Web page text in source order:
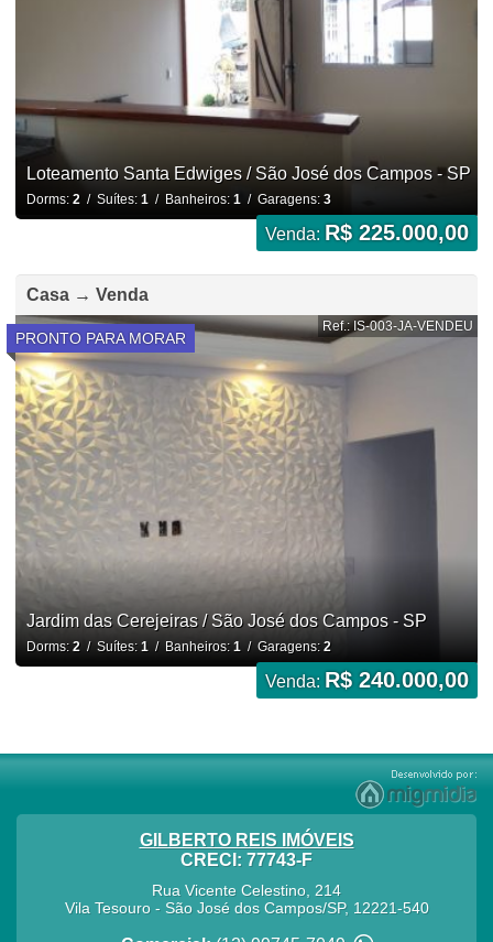
Loteamento Santa Edwiges / São José dos Campos - SP
Dorms: 2/ Suítes: 1 / Banheiros: 1 / Garagens: 3
Venda: R$ 225.000,00
Casa → Venda
PRONTO PARA MORAR
Ref.: IS-003-JA-VENDEU
Jardim das Cerejeiras / São José dos Campos - SP
Dorms: 2/ Suítes: 1/ Banheiros: 1/ Garagens: 2
Venda: R$ 240.000,00
GILBERTO REIS IMÓVEIS
CRECI: 77743-F
Rua Vicente Celestino, 214
Vila Tesouro- São José dos Campos/SP, 12221-540